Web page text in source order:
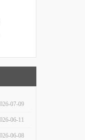
07-09
06-11
06-08